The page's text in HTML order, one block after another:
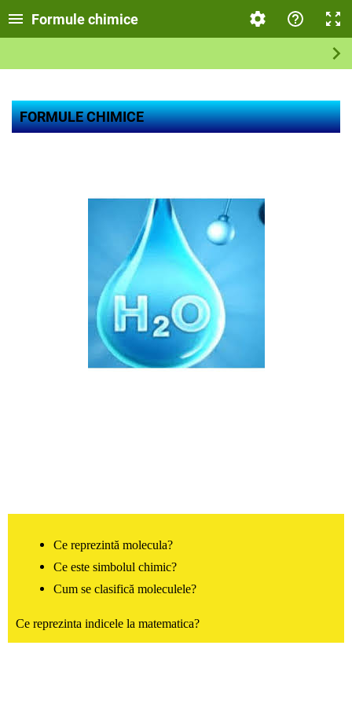
Formule chimice
FORMULE CHIMICE
Ce reprezintă molecula?
Ce este simbolul chimic?
Cum se clasifică moleculele?
Ce reprezinta indicele la matematica?